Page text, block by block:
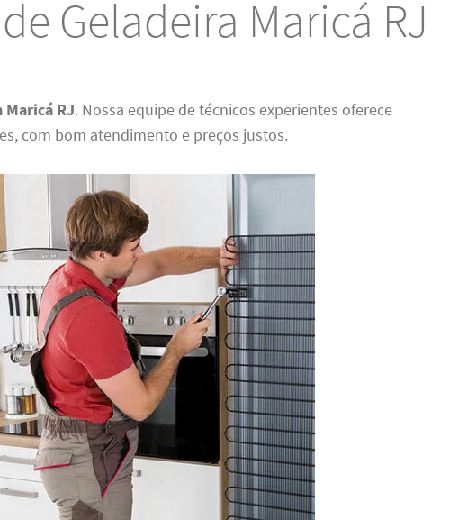
Geladeira Maricá RJ
Maricá RJ. Nossa equipe de técnicos experientes oferece
com bom atendimento e preços justos.